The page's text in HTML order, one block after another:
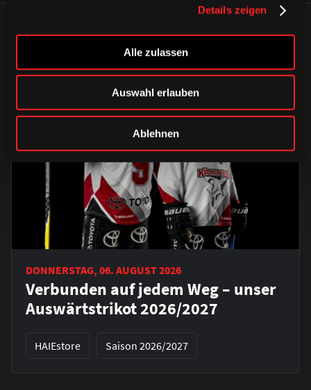
Details zeigen
Alle zulassen
Auswahl erlauben
Ablehnen
ÄHNLICHE NEWS
DONNERSTAG, 06. AUGUST 2026
Verbunden auf jedem Weg – unser
Auswärtstrikot 2026/2027
HAIEstore Saison 2026/2027